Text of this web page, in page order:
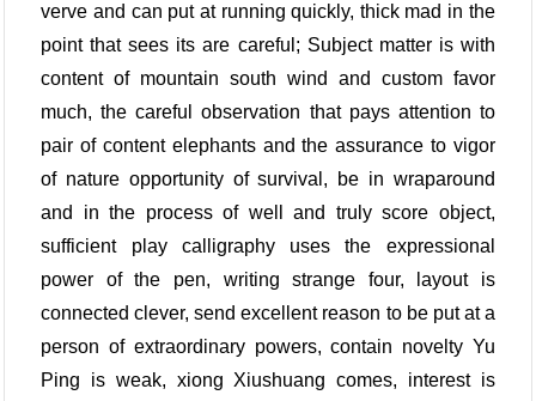
verve and can put at running quickly, thick mad in the
point that sees its are careful; Subject matter is with
content of mountain south wind and custom favor
much, the careful observation that pays attention to
pair of content elephants and the assurance to vigor
of nature opportunity of survival, be in wraparound
and in the process of well and truly score object,
sufficient play calligraphy uses the expressional
power of the pen, writing strange four, layout is
connected clever, send excellent reason to be put at a
person of extraordinary powers, contain novelty Yu
Ping is weak, xiong Xiushuang comes, interest is